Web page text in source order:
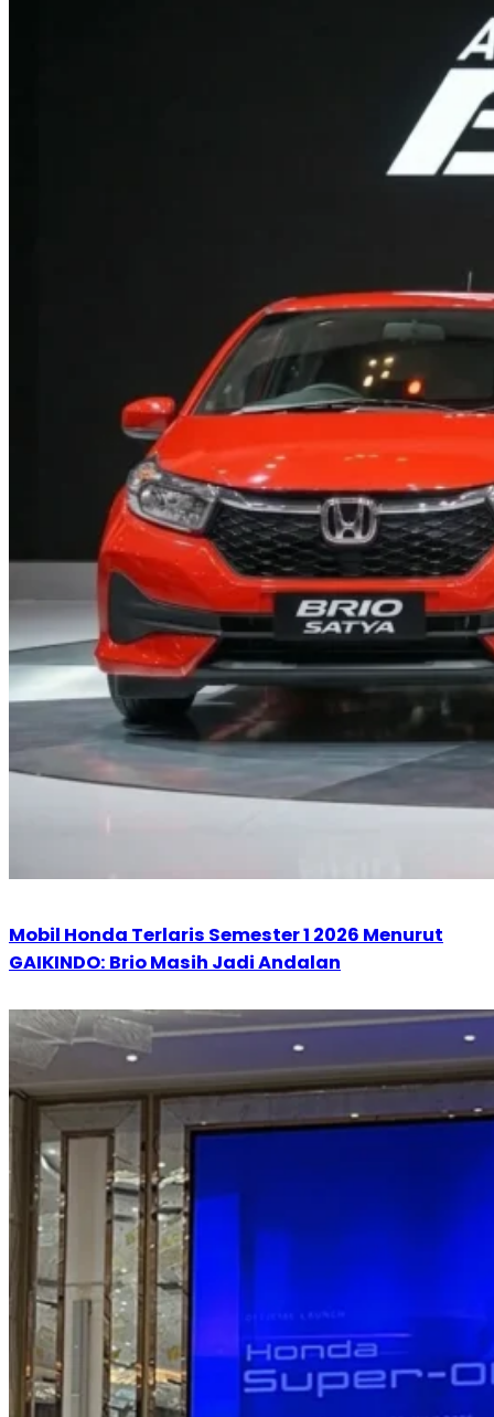
Mobil Honda Terlaris Semester 1 2026 Menurut
GAIKINDO: Brio Masih Jadi Andalan